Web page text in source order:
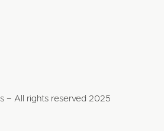
– All rights reserved 2025